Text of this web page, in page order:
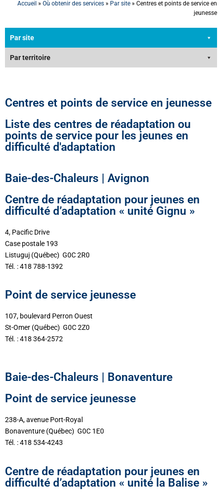
Accueil » Où obtenir des services » Par site » Centres et points de service en
jeunesse
Par site
Par territoire
Centres et points de service en jeunesse
Liste des centres de réadaptation ou
points de service pour les jeunes en
difficulté d'adaptation
Baie-des-Chaleurs | Avignon
Centre de réadaptation pour jeunes en
difficulté d’adaptation « unité Gignu »
4, Pacific Drive
Case postale 193
Listuguj (Québec) G0C 2R0
Tél. : 418 788-1392
Point de service jeunesse
107, boulevard Perron Ouest
St-Omer (Québec) G0C 2Z0
Tél. : 418 364-2572
Baie-des-Chaleurs | Bonaventure
Point de service jeunesse
238-A, avenue Port-Royal
Bonaventure (Québec) G0C 1E0
Tél. : 418 534-4243
Centre de réadaptation pour jeunes en
difficulté d’adaptation « unité la Balise »